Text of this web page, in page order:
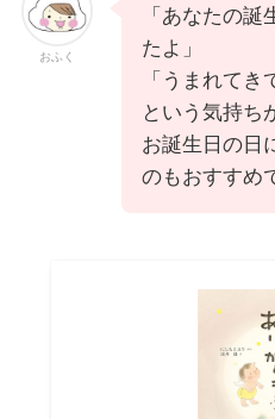
おふく
「あなたの
たよ」
「うまれてき
という気持ち
お誕生日の日
のもおすすめ